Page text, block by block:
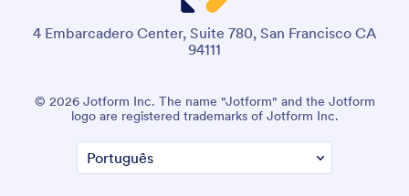
4 Embarcadero Center, Suite 780, San Francisco CA
94111
© 2026 Jotform Inc. O nome "Jotform" e o logotipo da
Jotform são marcas registradas da Jotform Inc.